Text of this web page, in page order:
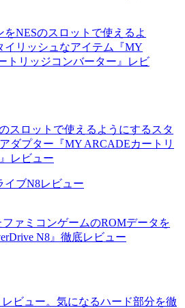
スロットで使えるようにするスタ
ダプター『MY ARCADEカートリ
レビュー
レビュー
ァミコンゲームのROMデータを
N8』徹底レビュー
レビュー。気になるハード部分を徹